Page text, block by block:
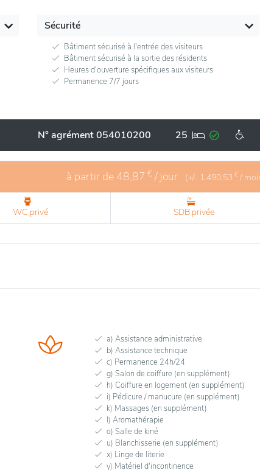
Sécurité
Bâtiment sécurisé à l'entrée des visiteurs
Bâtiment sécurisé à la sortie des résidents
Heures d'ouverture spécifiques aux visiteurs
Permanence 7/7 jours
N° agrément 054010200 25
à partir de 48,87 € / jour (+/- 1.490,53 € /
WC privé SDB privée
a) Assistance administrative
b) Assistance technique
c) Permanence 24h/24
g) Salon de coiffure (en supplément)
h) Coiffure en logement (en supplément)
i) Pédicure / manucure (en supplément)
k) Massages (en supplément)
l) Aromathérapie
o) Salle de kiné
u) Blanchisserie (en supplément)
x) Linge de literie
y) Matériel d'incontinence